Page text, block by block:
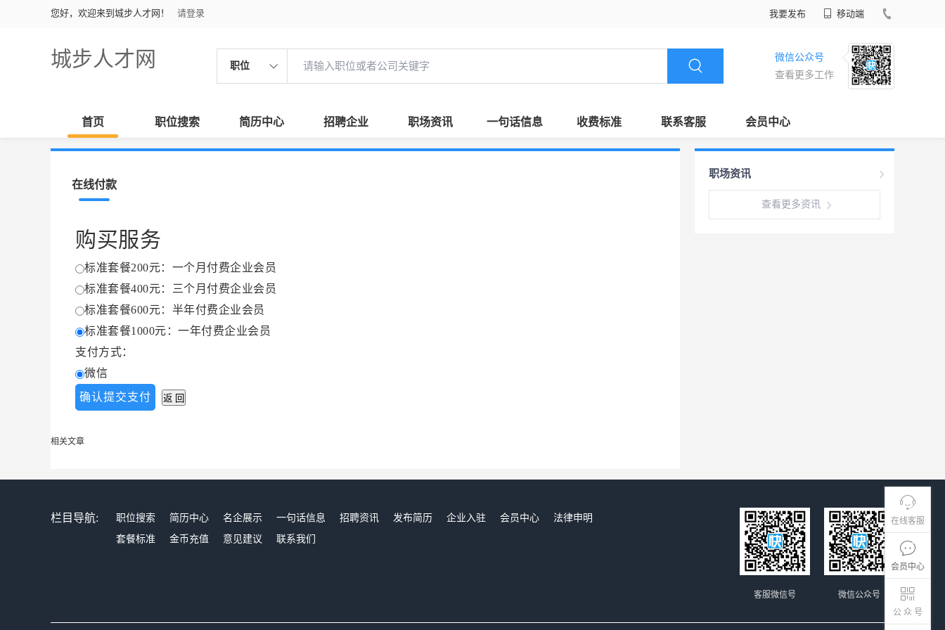
您好，欢迎来到城步人才网！ 请登录 我要发布 移动端
城步人才网 职位
微信公众号
查看更多工作
首页 职位搜索 简历中心 招聘企业 职场资讯 一句话信息 收费标准 联系客服 会员中心
在线客服
会员中心
公 众 号
在线付款
购买服务
标准套餐200元：一个月付费企业会员
标准套餐400元：三个月付费企业会员
标准套餐600元：半年付费企业会员
标准套餐1000元：一年付费企业会员
支付方式：
微信
相关文章
职场资讯
查看更多资讯
栏目导航: 职位搜索 简历中心 名企展示 一句话信息 招聘资讯 发布简历 企业入驻 会员中心
法律申明
套餐标准
金币充值 意见建议 联系我们
微信公众号
客服微信号